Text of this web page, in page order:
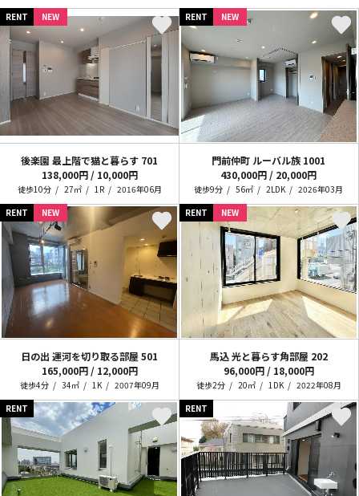
RENT NEW
後楽園 最上階で猫と暮らす 701
138,000円 / 10,000円
徒歩10分 27㎡ 1R 2016年06月
RENT NEW
門前仲町 ルーバル族 1001
430,000円 / 20,000円
徒歩9分 56㎡ 2LDK
2026年03月
RENT
NEW
日の出 運河を切り取る部屋 501
165,000円 / 12,000円
徒歩4分 34㎡ 1K 2007年09月
RENT NEW
馬込 光と暮らす角部屋 202
96,000円 / 18,000円
徒歩2分 20㎡ 1DK
2022年08月
RENT
RENT